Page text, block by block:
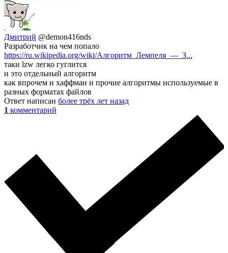
Дмитрий @demon416nds
Разработчик на чем попало
https://ru.wikipedia.org/wiki/Алгоритм_Лемпеля_—_З...
таки lzw легко гуглится
и это отдельный алгоритм
как впрочем и хаффман и прочие алгоритмы используемые в
разных форматах файлов
Ответ написан более трёх лет назад
1 комментарий